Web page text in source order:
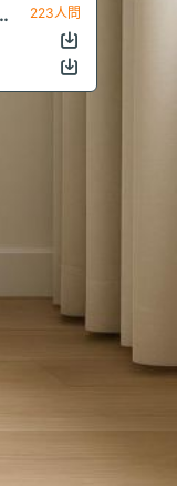
，有沒有什麼好方法可以整理？ 223人問